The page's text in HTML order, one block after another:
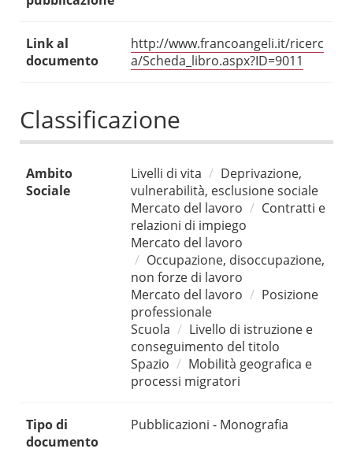
Link al
documento
http://www.francoangeli.it/ricerc
a/Scheda_libro.aspx?ID=9011
Classificazione
Ambito
Sociale
Livelli di vita
Deprivazione,
vulnerabilità, esclusione sociale
Mercato del lavoro
Contratti e
relazioni di impiego
Mercato del lavoro
Occupazione, disoccupazione,
non forze di lavoro
Mercato del lavoro
Posizione
professionale
Scuola
Livello di istruzione e
conseguimento del titolo
Spazio
Mobilità geografica e
processi migratori
Tipo di
documento
Pubblicazioni - Monografia